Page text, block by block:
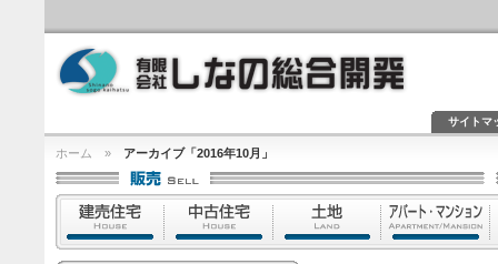
サイトマ
ホーム » アーカイブ「2016年10月」